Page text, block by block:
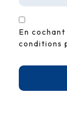
En
conditions